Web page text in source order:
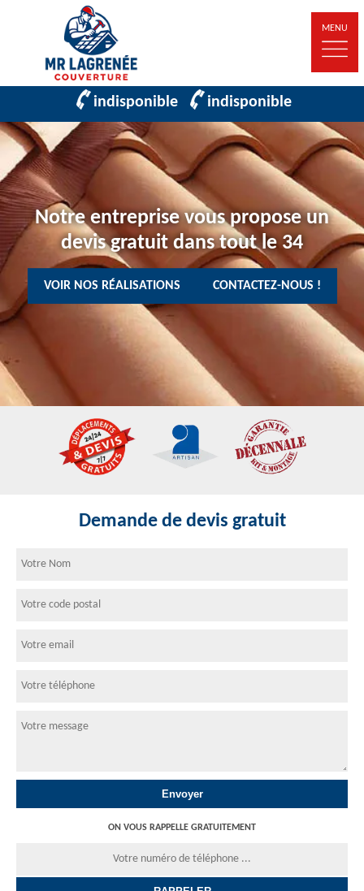
MENU
indisponible indisponible
Notre entreprise vous propose un
devis gratuit dans tout le 34
VOIR NOS RÉALISATIONS CONTACTEZ-NOUS !
Demande de devis gratuit
ON VOUS RAPPELLE GRATUITEMENT